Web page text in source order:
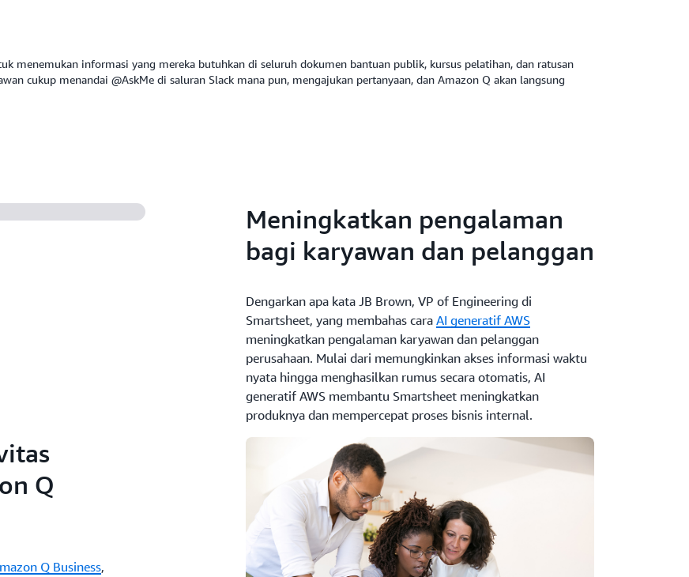
menemukan informasi yang mereka butuhkan di seluruh dokumen bantuan publik, kursus pelatihan, dan ratusan
cukup menandai @AskMe di saluran Slack mana pun, mengajukan pertanyaan, dan Amazon Q akan langsung
Meningkatkan pengalaman
bagi karyawan dan pelanggan
Dengarkan apa kata JB Brown, VP of Engineering di
Smartsheet, yang membahas cara AI generatif AWS
meningkatkan pengalaman karyawan dan pelanggan
perusahaan. Mulai dari memungkinkan akses informasi waktu
nyata hingga menghasilkan rumus secara otomatis, AI
generatif AWS membantu Smartsheet meningkatkan
produknya dan mempercepat proses bisnis internal.
Q
Q Business,